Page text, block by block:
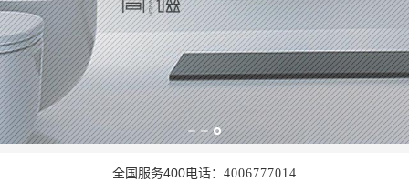
全国服务400电话： 4006777014